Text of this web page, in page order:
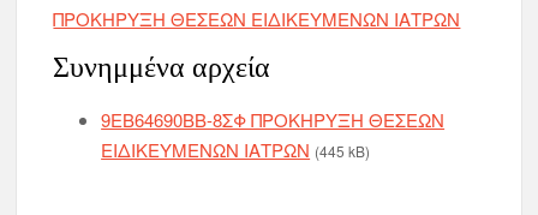
ΠΡΟΚΗΡΥΞΗ ΘΕΣΕΩΝ ΕΙΔΙΚΕΥΜΕΝΩΝ ΙΑΤΡΩΝ
Συνημμένα αρχεία
9ΕΒ64690ΒΒ-8ΣΦ ΠΡΟΚΗΡΥΞΗ ΘΕΣΕΩΝ
ΕΙΔΙΚΕΥΜΕΝΩΝ ΙΑΤΡΩΝ (445 kB)